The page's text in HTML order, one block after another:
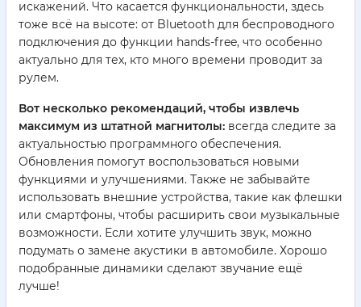
искажений. Что касается функциональности, здесь
тоже всё на высоте: от Bluetooth для беспроводного
подключения до функции hands-free, что особенно
актуально для тех, кто много времени проводит за
рулем.
Вот несколько рекомендаций, чтобы извлечь
максимум из штатной магнитолы: всегда следите за
актуальностью программного обеспечения.
Обновления помогут воспользоваться новыми
функциями и улучшениями. Также не забывайте
использовать внешние устройства, такие как флешки
или смартфоны, чтобы расширить свои музыкальные
возможности. Если хотите улучшить звук, можно
подумать о замене акустики в автомобиле. Хорошо
подобранные динамики сделают звучание ещё
лучше!